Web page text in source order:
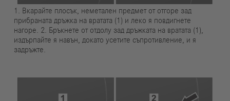
1. Вкарайте плосък, неметален предмет от отгоре зад
прибраната дръжка на вратата (1) и леко я повдигнете
нагоре. 2. Бръкнете от отдолу зад дръжката на вратата (1),
издърпайте я навън, докато усетите съпротивление, и я
задръжте.